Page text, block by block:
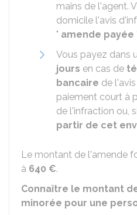
mains de l'agent.
domicile l'avis
" amende payée
Vous payez dans
jours en cas de
bancaire de
paiement court à
de l'infraction ou,
partir de cet
Le montant de l'amende
à 640 €.
Connaître le montant
minorée pour une